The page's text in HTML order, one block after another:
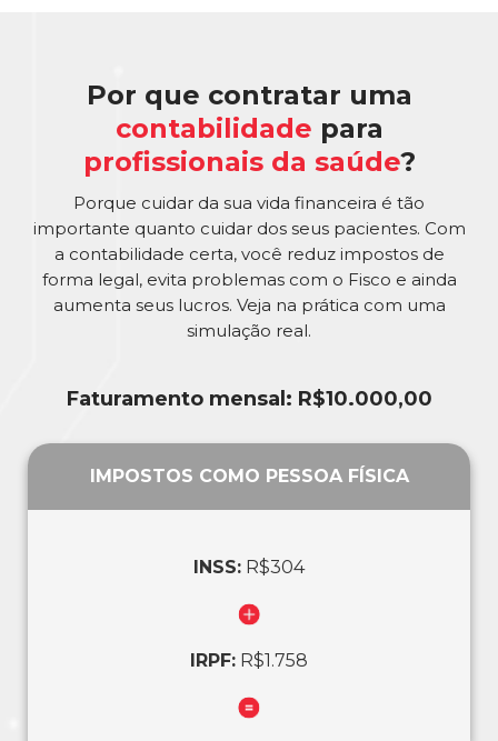
Por que contratar uma
contabilidade para
profissionais da saúde?
Porque cuidar da sua vida financeira é tão
importante quanto cuidar dos seus pacientes. Com
a contabilidade certa, você reduz impostos de
forma legal, evita problemas com o Fisco e ainda
aumenta seus lucros. Veja na prática com uma
simulação real.
Faturamento mensal: R$10.000,00
IMPOSTOS COMO PESSOA FÍSICA
INSS: R$304
IRPF: R$1.758